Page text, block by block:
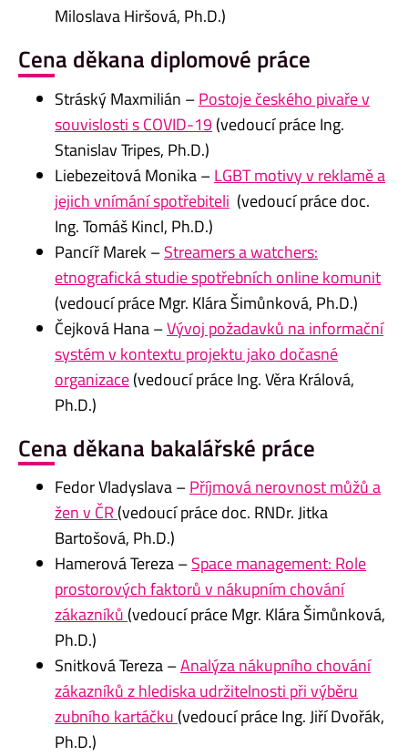
Miloslava Hiršová, Ph.D.)
Cena děkana diplomové práce
Stráský Maxmilián –Postoje českého pivaře v
souvislosti s COVID-19(vedoucí práce Ing.
Stanislav Tripes, Ph.D.)
Liebezeitová Monika –LGBT motivy v reklamě a
jejich vnímání spotřebiteli (vedoucí práce doc.
Ing. Tomáš Kincl, Ph.D.)
Pancíř Marek –Streamers a watchers:
etnografická studie spotřebních online komunit
(vedoucí práce Mgr. Klára Šimůnková, Ph.D.)
Čejková Hana –Vývoj požadavků na informační
systém v kontextu projektu jako dočasné
organizace(vedoucí práce Ing. Věra Králová,
Ph.D.)
Cena děkana bakalářské práce
Fedor Vladyslava –Příjmová nerovnost můžů a
žen v ČR(vedoucí práce doc. RNDr. Jitka
Bartošová, Ph.D.)
Hamerová Tereza –Space management: Role
prostorových faktorů v nákupním chování
zákazníků(vedoucí práce Mgr. Klára Šimůnková,
Ph.D.)
Snitková Tereza –Analýza nákupního chování
zákazníků z hlediska udržitelnosti při výběru
zubního kartáčku(vedoucí práce Ing. Jiří Dvořák,
Ph.D.)